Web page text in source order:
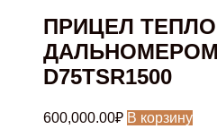
ПРИЦЕЛ
D75TSR1500
600,000.00₽ В корзину